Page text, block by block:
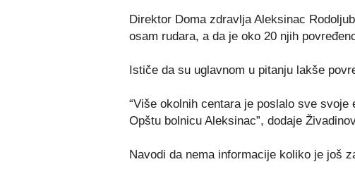
Direktor Doma zdravlja Aleksinac
osam rudara, a da je oko 20 njih
Ističe da su uglavnom u pitanju lakše
“Više okolnih centara je poslalo sve
Opštu bolnicu Aleksinac”, dodaje
Navodi da nema informacije koliko je još